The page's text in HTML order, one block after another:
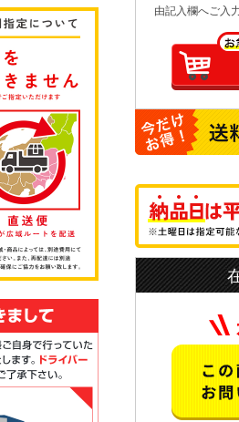
由記入欄へご入